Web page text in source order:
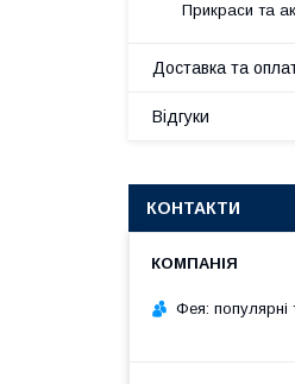
Прикраси та
Доставка та
Відгуки
КОНТАКТИ
Фея: популярні